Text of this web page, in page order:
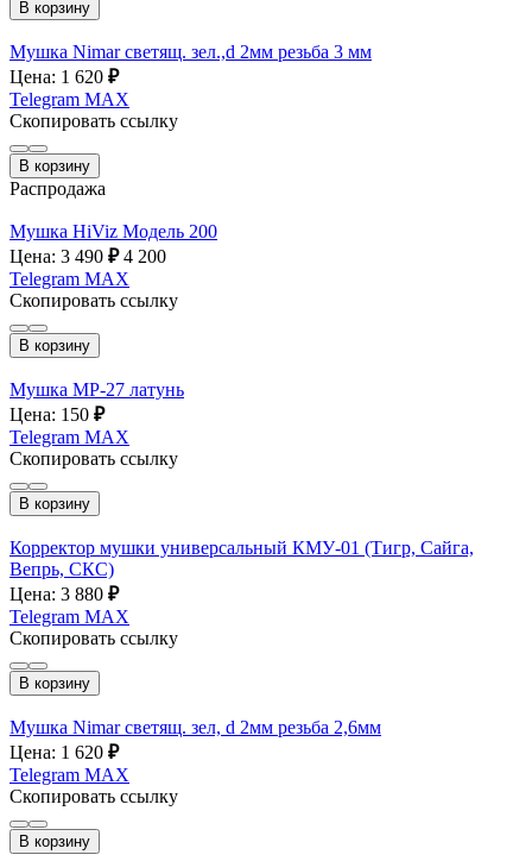
В корзину
Мушка Nimar светящ. зел.,d 2мм резьба 3 мм
Цена: 1 620 ₽
Telegram MAX
Скопировать ссылку
В корзину
Распродажа
Мушка HiViz Модель 200
Цена: 3 490 ₽ 4 200
Telegram MAX
Скопировать ссылку
В корзину
Мушка МР-27 латунь
Цена: 150 ₽
Telegram MAX
Скопировать ссылку
В корзину
Корректор мушки универсальный КМУ-01 (Тигр, Сайга,
Вепрь, СКС)
Цена: 3 880 ₽
Telegram MAX
Скопировать ссылку
В корзину
Мушка Nimar светящ. зел, d 2мм резьба 2,6мм
Цена: 1 620 ₽
Telegram MAX
Скопировать ссылку
В корзину